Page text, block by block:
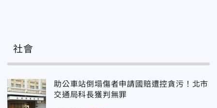
社會
助公車站倒塌傷者申請國賠遭控貪污！北市
交通局科長獲判無罪